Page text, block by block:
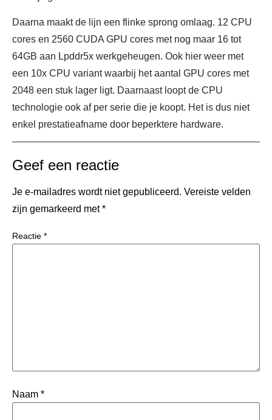
Daarna maakt de lijn een flinke sprong omlaag. 12 CPU
cores en 2560 CUDA GPU cores met nog maar 16 tot
64GB aan Lpddr5x werkgeheugen. Ook hier weer met
een 10x CPU variant waarbij het aantal GPU cores met
2048 een stuk lager ligt. Daarnaast loopt de CPU
technologie ook af per serie die je koopt. Het is dus niet
enkel prestatieafname door beperktere hardware.
Geef een reactie
Je e-mailadres wordt niet gepubliceerd. Vereiste velden
zijn gemarkeerd met*
Reactie *
Naam *